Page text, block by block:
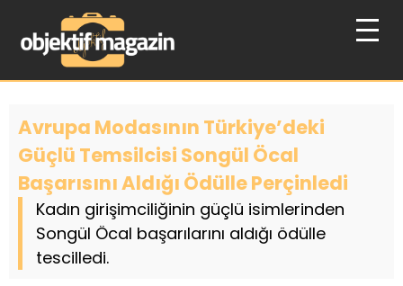
Avrupa Modasının Türkiye’deki
Güçlü Temsilcisi Songül Öcal
Başarısını Aldığı Ödülle Perçinledi
Kadın girişimciliğinin güçlü isimlerinden
Songül Öcal başarılarını aldığı ödülle
tescilledi.